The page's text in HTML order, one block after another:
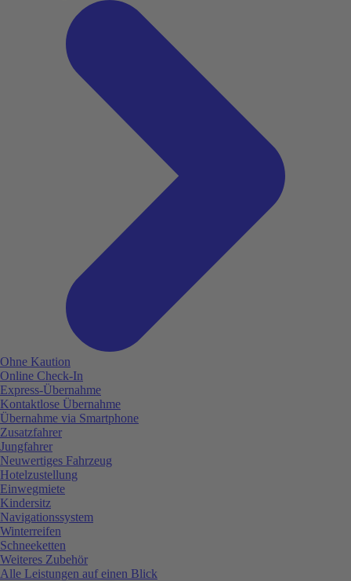
Ohne Kaution
Online Check-In
Express-Übernahme
Kontaktlose Übernahme
Übernahme via Smartphone
Zusatzfahrer
Jungfahrer
Neuwertiges Fahrzeug
Hotelzustellung
Einwegmiete
Kindersitz
Navigationssystem
Winterreifen
Schneeketten
Weiteres Zubehör
Alle Leistungen auf einen Blick